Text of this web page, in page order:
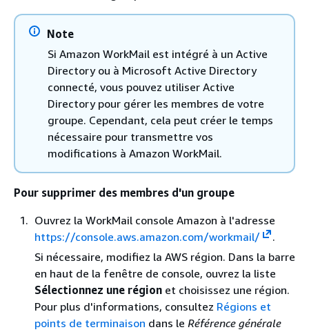
Note
Si Amazon WorkMail est intégré à un Active
Directory ou à Microsoft Active Directory
connecté, vous pouvez utiliser Active
Directory pour gérer les membres de votre
groupe. Cependant, cela peut créer le temps
nécessaire pour transmettre vos
modifications à Amazon WorkMail.
Pour supprimer des membres d'un groupe
Ouvrez la WorkMail console Amazon à l'adresse
https://console.aws.amazon.com/workmail/
.
Si nécessaire, modifiez la AWS région. Dans la barre
en haut de la fenêtre de console, ouvrez la liste
Sélectionnez une région et choisissez une région.
Pour plus d'informations, consultez Régions et
points de terminaison dans le Référence générale